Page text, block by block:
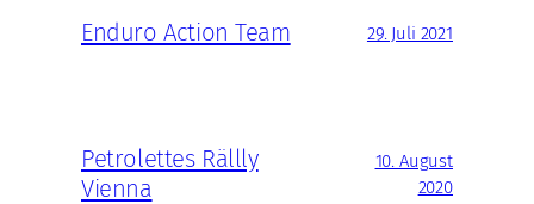
Enduro Action Team 29. Juli 2021
Petrolettes Rällly
Vienna
10. August
2020